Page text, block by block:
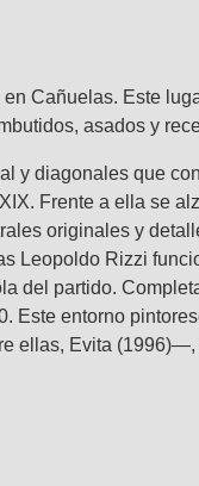
Cañuelas. Este
asados y
y diagonales que
Frente a ella se
originales y
Leopoldo Rizzi
del partido.
Este entorno
ellas, Evita